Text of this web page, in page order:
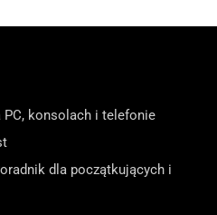
PC, konsolach i telefonie
dla początkujących i